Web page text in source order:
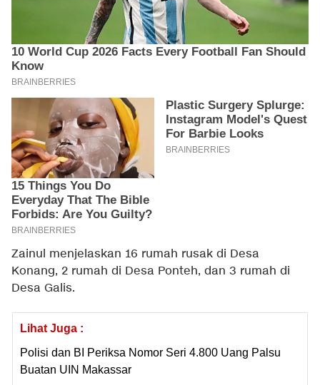
Zainul menjelaskan 16 rumah rusak di Desa
Konang, 2 rumah di Desa Ponteh, dan 3 rumah di
Desa Galis.
Lihat Juga :
Polisi dan BI Periksa Nomor Seri 4.800 Uang Palsu
Buatan UIN Makassar